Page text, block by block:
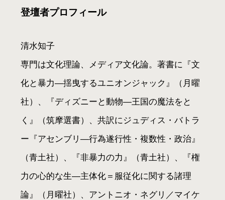
登壇者プロフィール
清水知子
専門は文化理論、メディア文化論。著書に『文
化と暴力―揺曳するユニオンジャック』（月曜
社）、『ディズニーと動物―王国の魔法をと
く』（筑摩選書）、共訳にジュディス・バトラ
ー『アセンブリ―行為遂行性・複数性・政治』
（青土社）、『非暴力の力』（青土社）、『権
力の心的な生―主体化＝服従化に関する諸理
論』（月曜社）、アントニオ・ネグリ／マイケ